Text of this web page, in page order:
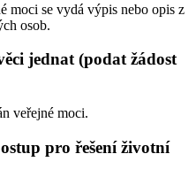
moci se vydá výpis nebo opis z
osob.
jednat (podat žádost
veřejné moci.
pro řešení životní